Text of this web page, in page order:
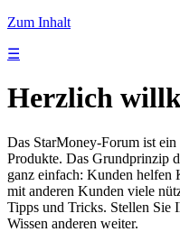
Zum Inhalt
☰
Herzlich
Das StarMoney-Forum ist
Produkte. Das Grundprinzip
ganz einfach: Kunden helfen
mit anderen Kunden viele
Tipps und Tricks. Stellen Sie
Wissen anderen weiter.